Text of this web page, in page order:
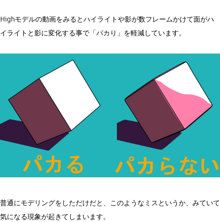
Highモデルの動画をみるとハイライトや影が数フレームかけて面がハ
イライトと影に変化する事で「パカり」を軽減しています。
普通にモデリングをしただけだと、このようなミスというか、みていて
気になる現象が起きてしまいます。